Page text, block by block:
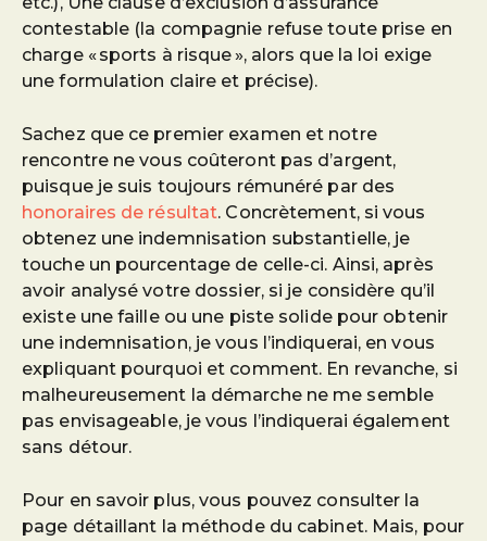
contestable (la compagnie refuse toute prise en
charge « sports à risque », alors que la loi exige
une formulation claire et précise).
Sachez que ce premier examen et notre
rencontre ne vous coûteront pas d’argent,
puisque je suis toujours rémunéré par des
honoraires de résultat. Concrètement, si vous
obtenez une indemnisation substantielle, je
touche un pourcentage de celle-ci. Ainsi, après
avoir analysé votre dossier, si je considère qu’il
existe une faille ou une piste solide pour obtenir
une indemnisation, je vous l’indiquerai, en vous
expliquant pourquoi et comment. En revanche, si
malheureusement la démarche ne me semble
pas envisageable, je vous l’indiquerai également
sans détour.
Pour en savoir plus, vous pouvez consulter la
page détaillant la méthode du cabinet. Mais, pour